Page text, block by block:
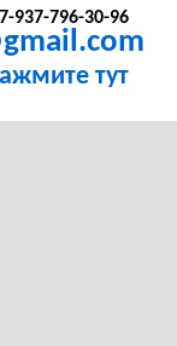
937-796-30-96
тут